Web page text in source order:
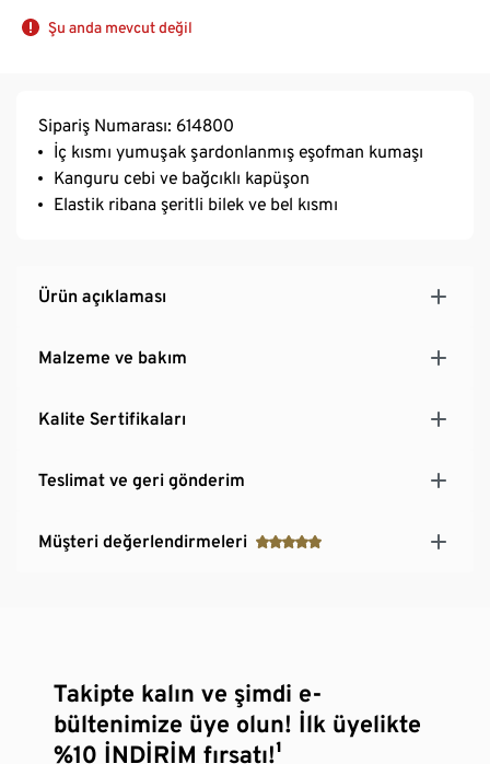
Şu anda mevcut değil
Sipariş Numarası: 614800
İç kısmı yumuşak şardonlanmış eşofman kumaşı
Kanguru cebi ve bağcıklı kapüşon
Elastik ribana şeritli bilek ve bel kısmı
Ürün açıklaması
Malzeme ve bakım
Kalite Sertifikaları
Teslimat ve geri gönderim
Müşteri değerlendirmeleri
Takipte kalın ve şimdi e-
bültenimize üye olun! İlk üyelikte
%10 İNDİRİM fırsatı!¹